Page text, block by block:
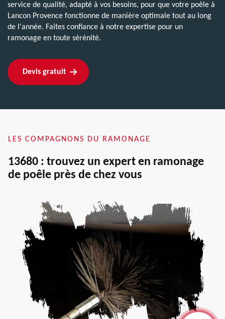
service de qualité, adapté à vos besoins, pour que votre poêle à
Lancon Provence fonctionne de manière optimale tout au long
de l'année. Faites confiance à notre expertise pour un
ramonage en toute sérénité.
Devis gratuit
LES COMPAGNONS DU RAMONAGE
13680 : trouvez un expert en ramonage
de poêle près de chez vous